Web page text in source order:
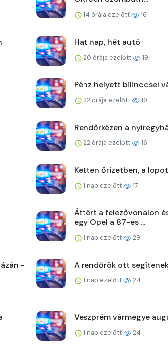
14 órája ezelőtt 16
Hat nap, hét autó
20 órája ezelőtt 19
Pénz helyett bilinccsel
22 órája ezelőtt 19
Rendőrkézen a
22 órája ezelőtt 16
Ketten őrizetben, a
1 nap ezelőtt 17
Áttért a felezővonalon
egy Opel a 87-es ...
1 nap ezelőtt 29
-
A rendőrök ott
1 nap ezelőtt 24
Veszprém vármegye
1 nap ezelőtt 24